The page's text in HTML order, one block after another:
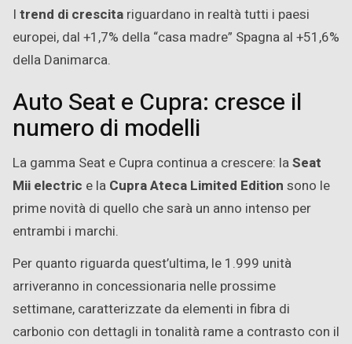
I trend di crescita riguardano in realtà tutti i paesi
europei, dal +1,7% della “casa madre” Spagna al +51,6%
della Danimarca.
Auto Seat e Cupra: cresce il
numero di modelli
La gamma Seat e Cupra continua a crescere: laSeat
Mii electric e la Cupra Ateca Limited Edition sono le
prime novità di quello che sarà un anno intenso per
entrambi i marchi.
Per quanto riguarda quest’ultima, le 1.999 unità
arriveranno in concessionaria nelle prossime
settimane, caratterizzate da elementi in fibra di
carbonio con dettagli in tonalità rame a contrasto con il